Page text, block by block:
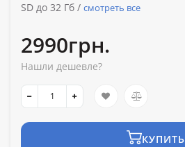
SD до 32 Гб / смотреть все
2990грн.
Нашли дешевле?
КУПИТЬ